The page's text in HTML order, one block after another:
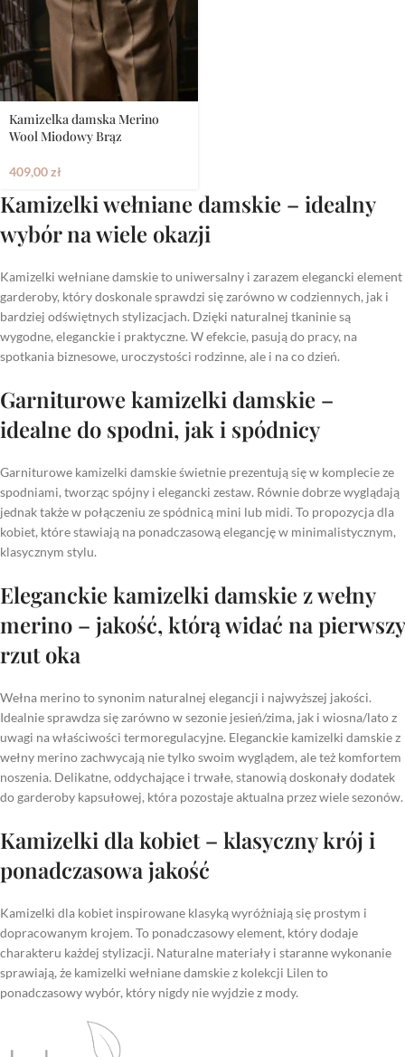
Kamizelka damska Merino
Wool Miodowy Brąz
409,00zł
Kamizelki wełniane damskie – idealny
wybór na wiele okazji
Kamizelki wełniane damskie to uniwersalny i zarazem elegancki element
garderoby, który doskonale sprawdzi się zarówno w codziennych, jak i
bardziej odświętnych stylizacjach. Dzięki naturalnej tkaninie są
wygodne, eleganckie i praktyczne. W efekcie, pasują do pracy, na
spotkania biznesowe, uroczystości rodzinne, ale i na co dzień.
Garniturowe kamizelki damskie –
idealne do spodni, jak i spódnicy
Garniturowe kamizelki damskie świetnie prezentują się w komplecie ze
spodniami, tworząc spójny i elegancki zestaw. Równie dobrze wyglądają
jednak także w połączeniu ze spódnicą mini lub midi. To propozycja dla
kobiet, które stawiają na ponadczasową elegancję w minimalistycznym,
klasycznym stylu.
Eleganckie kamizelki damskie z wełny
merino – jakość, którą widać na pierwszy
rzut oka
Wełna merino to synonim naturalnej elegancji i najwyższej jakości.
Idealnie sprawdza się zarówno w sezonie jesień/zima, jak i wiosna/lato z
uwagi na właściwości termoregulacyjne. Eleganckie kamizelki damskie z
wełny merino zachwycają nie tylko swoim wyglądem, ale też komfortem
noszenia. Delikatne, oddychające i trwałe, stanowią doskonały dodatek
do garderoby kapsułowej, która pozostaje aktualna przez wiele sezonów.
Kamizelki dla kobiet – klasyczny krój i
ponadczasowa jakość
Kamizelki dla kobiet inspirowane klasyką wyróżniają się prostym i
dopracowanym krojem. To ponadczasowy element, który dodaje
charakteru każdej stylizacji. Naturalne materiały i staranne wykonanie
sprawiają, że kamizelki wełniane damskie z kolekcji Lilen to
ponadczasowy wybór, który nigdy nie wyjdzie z mody.